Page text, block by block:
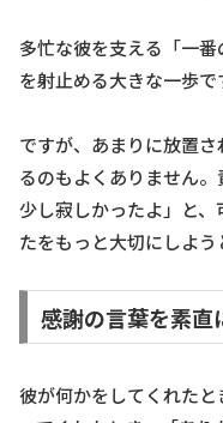
多忙な彼を支える「一
を射止める大きな一歩で
ですが、あまりに放置
るのもよくありません
少し寂しかったよ」と
たをもっと大切にしよう
感謝の言葉を素直
彼が何かをしてくれた